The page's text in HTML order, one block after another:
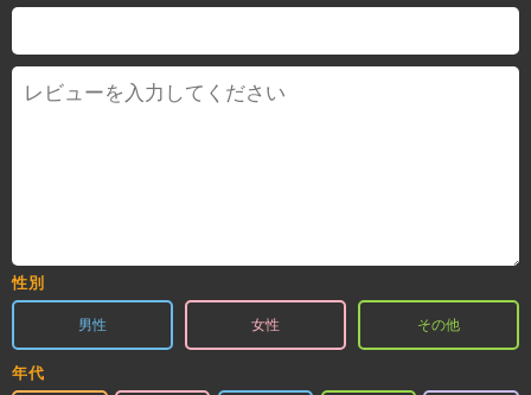
性別
男性 女性 その他
年代